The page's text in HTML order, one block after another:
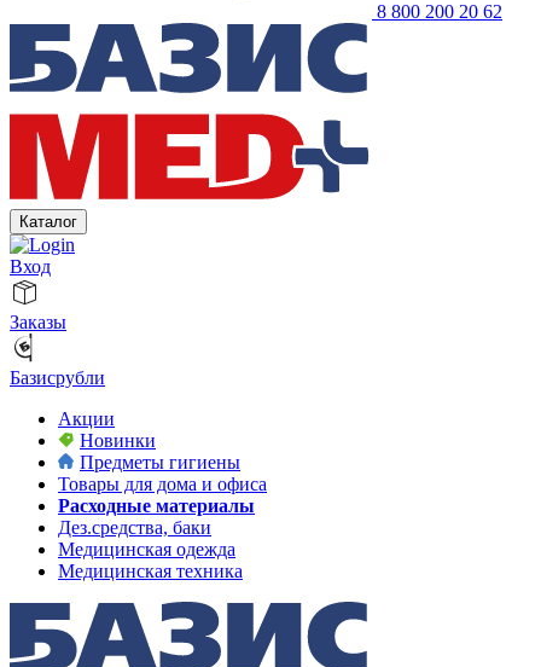
8 800 200 20 62
Каталог
Вход
Заказы
Базисрубли
Акции
Новинки
Предметы гигиены
Товары для дома и офиса
Расходные материалы
Дез.средства, баки
Медицинская одежда
Медицинская техника